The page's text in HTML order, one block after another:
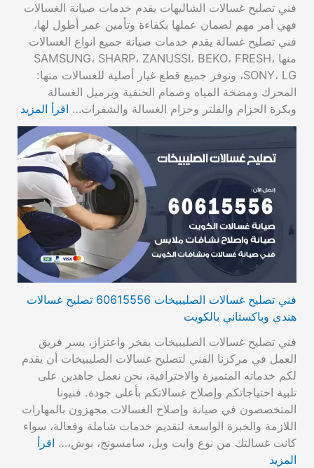
فني تصليح غسالات الشاليهات يقدم خدمات صيانة الغسالات
فهي أمر مهم لضمان عملها بكفاءة وتأمين عمر أطول لها،
فني تصليح غسالة يقدم خدمات صيانة جميع انواع الغسالات
منها SAMSUNG، SHARP، ZANUSSI، BEKO، FRESH،
SONY، LG، ونوفر جميع قطع غيار أصلية للغسالات منها:
المحرك ومضخة المياه وصمام الحنفية وبرميل الغسالة
وبكرة الحزام والفلتر وحزام الغسالة والشفرات… اقرأ المزيد
فني تصليح غسالات الصليبيخات 60615556 تصليح غسالات
هندي وباكستاني بالكويت
فني تصليح غسالات الصليبيخات بفخر واعتزاز، يسر فريق
العمل في مركزنا الفني لتصليح غسالات الصليبيخات أن يقدم
لكم خدماته المتميزة والاحترافية، نحن نعمل جاهدين على
تلبية احتياجاتكم وإصلاح غسالاتكم بأعلى جودة. فنيونا
المتخصصون في صيانة وإصلاح الغسالات مجهزون بالمهارات
اللازمة والخبرة الواسعة لتقديم خدمات شاملة وفعالة، سواء
كانت غسالتك من نوع وايت ويل، سامسونج، بوش،… اقرأ
المزيد